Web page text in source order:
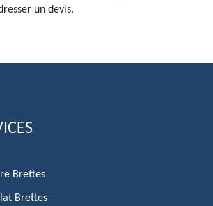
un devis.
Brettes
Brettes